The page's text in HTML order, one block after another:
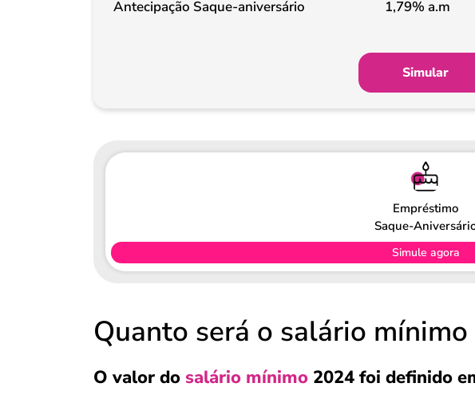
Antecipação Saque-aniversário 1,79% a.m
Simular
Empréstimo
Saque-
Simule agora
Quanto será o salário
O valor do salário mínimo 2024 foi definido